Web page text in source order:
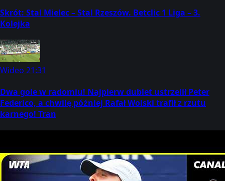
Skrót: Stal Mielec – Stal Rzeszów. Betclic 1 Liga – 3.
Kolejka
Wideo 21:31
Dwa gole w radomiu! Najpierw dublet ustrzelił Peter
Federico, a chwilę później Rafał Wolski trafił z rzutu
karnego! Tran